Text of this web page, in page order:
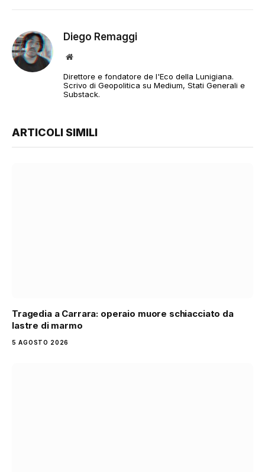
Diego Remaggi
Sito
Direttore e fondatore de l'Eco della Lunigiana.
Scrivo di Geopolitica su Medium, Stati Generali e
Substack.
ARTICOLI SIMILI
Tragedia a Carrara: operaio muore schiacciato da
lastre di marmo
5 AGOSTO 2026